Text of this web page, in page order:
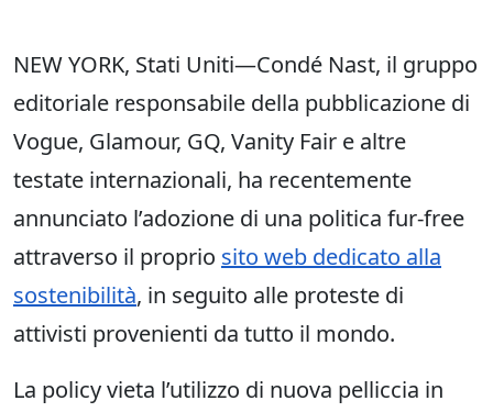
NEW YORK, Stati Uniti—Condé Nast, il gruppo
editoriale responsabile della pubblicazione di
Vogue, Glamour, GQ, Vanity Fair e altre
testate internazionali, ha recentemente
annunciato l’adozione di una politica fur-free
attraverso il proprio sito web dedicato alla
sostenibilità, in seguito alle proteste di
attivisti provenienti da tutto il mondo.
La policy vieta l’utilizzo di nuova pelliccia in